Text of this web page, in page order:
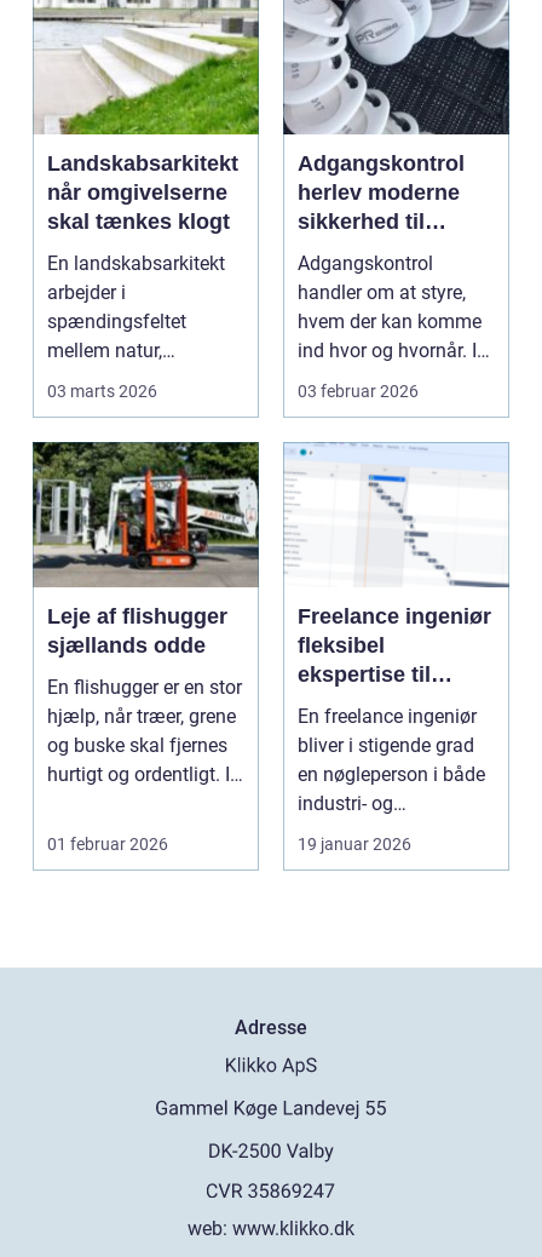
Landskabsarkitekt
når omgivelserne
skal tænkes klogt
En landskabsarkitekt
arbejder i
spændingsfeltet
mellem natur,
Måle...
03 marts 2026
Adgangskontrol
herlev moderne
sikkerhed til
virksomheder og
ejendomme
Adgangskontrol
handler om at styre,
hvem der kan komme
ind hvor og hvornår. I
en by som Herlev,
03 februar 2026
Leje af flishugger
sjællands odde
En flishugger er en stor
hjælp, når træer, grene
og buske skal fjernes
hurtigt og ordentligt. I
01 februar 2026
Freelance ingeniør
fleksibel
ekspertise til
tekniske projekter
En freelance ingeniør
bliver i stigende grad
en nøgleperson i både
industri- og
byggeprojekter.
Mang...
19 januar 2026
Adresse
web: www.klikko.dk